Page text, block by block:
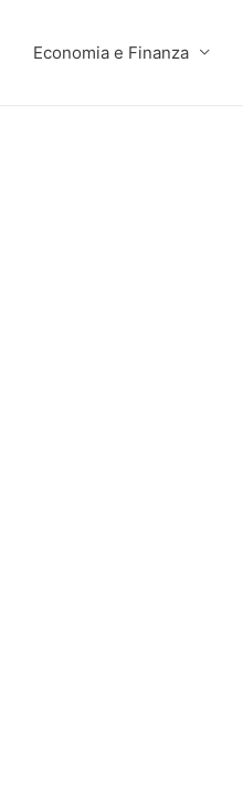
Economia e Finanza